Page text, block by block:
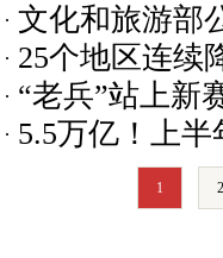
合法、适度
文化和旅游部
25个地区连续
“老兵”站上新
5.5万亿！上
1 2